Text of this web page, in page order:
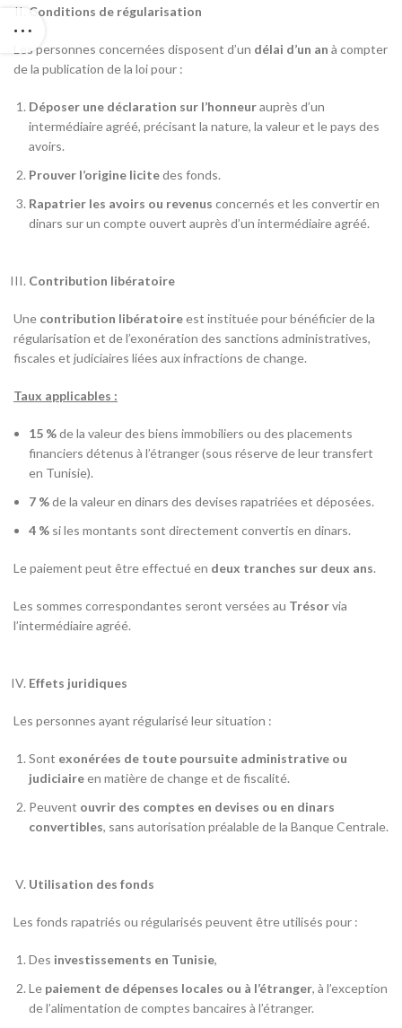
Conditions de régularisation
Les personnes concernées disposent d’un délai d’un an à compter
de la publication de la loi pour :
Déposer une déclaration sur l’honneurauprès d’un
intermédiaire agréé, précisant la nature, la valeur et le pays des
avoirs.
Prouver l’origine licitedes fonds.
Rapatrier les avoirs ou revenus concernés et les convertir en
dinars sur un compte ouvert auprès d’un intermédiaire agréé.
Contribution libératoire
Une contribution libératoireest instituée pour bénéficier de la
régularisation et de l’exonération des sanctions administratives,
fiscales et judiciaires liées aux infractions de change.
Taux applicables :
15 %de la valeur des biens immobiliers ou des placements
financiers détenus à l’étranger (sous réserve de leur transfert
en Tunisie).
7 %de la valeur en dinars des devises rapatriées et déposées.
4 % si les montants sont directement convertis en dinars.
Le paiement peut être effectué en deux tranches sur deux ans.
Les sommes correspondantes seront versées au Trésorvia
l’intermédiaire agréé.
Effets juridiques
Les personnes ayant régularisé leur situation :
Sont exonérées de toute poursuite administrative ou
judiciaireen matière de change et de fiscalité.
Peuvent ouvrir des comptes en devises ou en dinars
convertibles, sans autorisation préalable de la Banque Centrale.
Utilisation des fonds
Les fonds rapatriés ou régularisés peuvent être utilisés pour :
Des investissements en Tunisie,
Le paiement de dépenses locales ou à l’étranger, à l’exception
de l’alimentation de comptes bancaires à l’étranger.